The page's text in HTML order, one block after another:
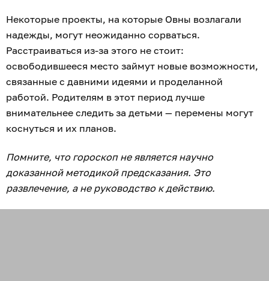
Некоторые проекты, на которые Овны возлагали
надежды, могут неожиданно сорваться.
Расстраиваться из-за этого не стоит:
освободившееся место займут новые возможности,
связанные с давними идеями и проделанной
работой. Родителям в этот период лучше
внимательнее следить за детьми — перемены могут
коснуться и их планов.
Помните, что гороскоп не является научно
доказанной методикой предсказания. Это
развлечение, а не руководство к действию.